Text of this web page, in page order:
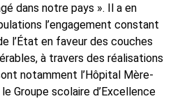
dans notre pays ». Il a en
l’engagement constant
l’État en faveur des couches
à travers des réalisations
notamment l’Hôpital Mère-
Groupe scolaire d’Excellence